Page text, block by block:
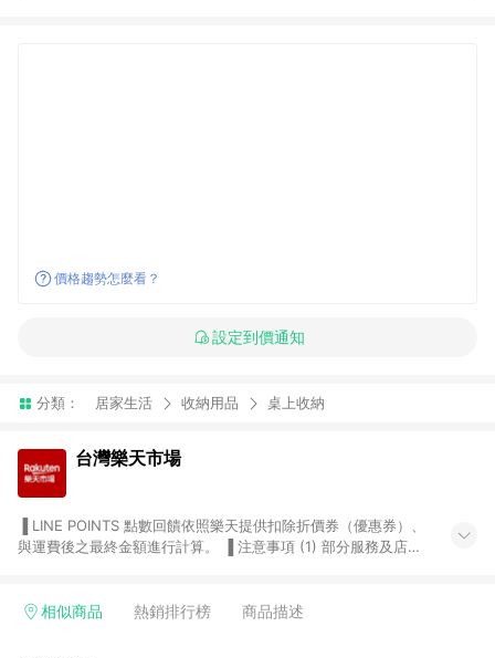
價格趨勢怎麼看？
設定到價通知
分類： 居家生活 收納用品 桌上收納
台灣樂天市場
與運費後之最終金額進行計算。 ▐ 注意事項 (1) 部分服務及店家
Smart mobile、神腦生活、JS巨盛、樂天KOBO電子書，請詳閱
相似商品 熱銷排行榜 商品描述